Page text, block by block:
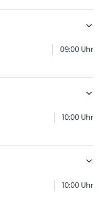
09:00 Uhr
10:00 Uhr
10:00 Uhr